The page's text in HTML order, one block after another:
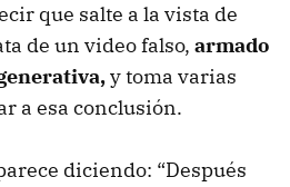
que salte a la vista de
de un video falso, armado
y toma varias
a esa conclusión.
diciendo: “Después